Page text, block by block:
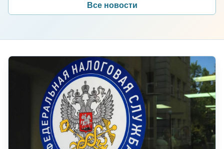
Все новости